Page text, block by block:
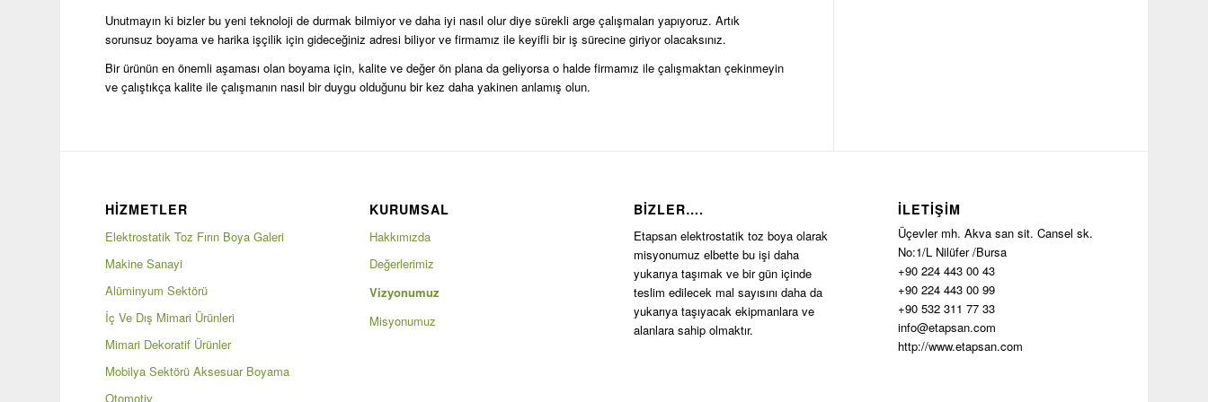
Unutmayın ki bizler bu yeni teknoloji de durmak bilmiyor ve daha iyi nasıl olur diye sürekli arge çalışmaları yapıyoruz. Artık
sorunsuz boyama ve harika işçilik için gideceğiniz adresi biliyor ve firmamız ile keyifli bir iş sürecine giriyor olacaksınız.
Bir ürünün en önemli aşaması olan boyama için, kalite ve değer ön plana da geliyorsa o halde firmamız ile çalışmaktan çekinmeyin
ve çalıştıkça kalite ile çalışmanın nasıl bir duygu olduğunu bir kez daha yakinen anlamış olun.
HİZMETLER
Elektrostatik Toz Fırın Boya Galeri
Makine Sanayi
Alüminyum Sektörü
İç Ve Dış Mimari Ürünleri
Mimari Dekoratif Ürünler
Mobilya Sektörü Aksesuar Boyama
Otomotiv
KURUMSAL
Hakkımızda
Değerlerimiz
Vizyonumuz
Misyonumuz
BIZLER….
Etapsan elektrostatik toz boya olarak
misyonumuz elbette bu işi daha
yukarıya taşımak ve bir gün içinde
teslim edilecek mal sayısını daha da
yukarıya taşıyacak ekipmanlara ve
alanlara sahip olmaktır.
İLETIŞIM
Üçevler mh. Akva san sit. Cansel sk.
No:1/L Nilüfer /Bursa
+90 224 443 00 43
+90 224 443 00 99
+90 532 311 77 33
info@etapsan.com
http://www.etapsan.com